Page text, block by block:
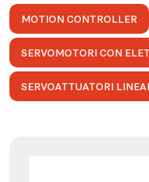
MOTION CONTROLLER
SERVOMOTORI CON
SERVOATTUATORI